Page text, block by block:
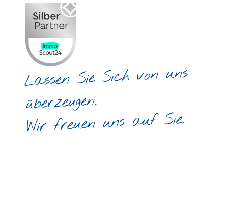
Lassen Sie Sich von uns
überzeugen.
Wir freuen uns auf Sie.